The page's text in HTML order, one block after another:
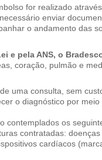
for realizado
enviar
o andamento das
e pela ANS, o
coração, pulmão e
uma consulta, sem
o diagnóstico por
contemplados os
contratadas:
cardíacos